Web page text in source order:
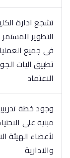
تشجع ادارة
التطوير
فى جميع
تطبيق اليات
الاعتماد
وجود خطة
مبنية على
لأعضاء الهيئة
والادارية